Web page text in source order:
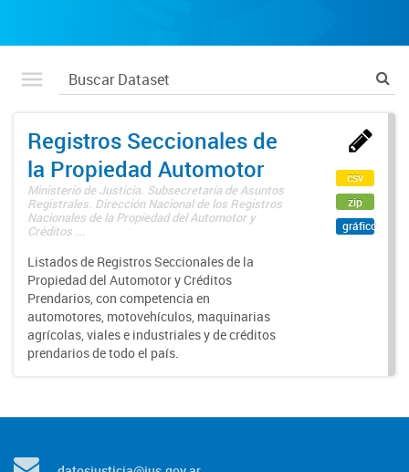
Registros Seccionales de
la Propiedad Automotor
Ministerio de Justicia. Subsecretaría de Asuntos
Registrales. Dirección Nacional de los Registros
Nacionales de la Propiedad del Automotor y
Créditos ...
Listados de Registros Seccionales de la
Propiedad del Automotor y Créditos
Prendarios, con competencia en
automotores, motovehículos, maquinarias
agrícolas, viales e industriales y de créditos
prendarios de todo el país.
csv
zip
gráfico